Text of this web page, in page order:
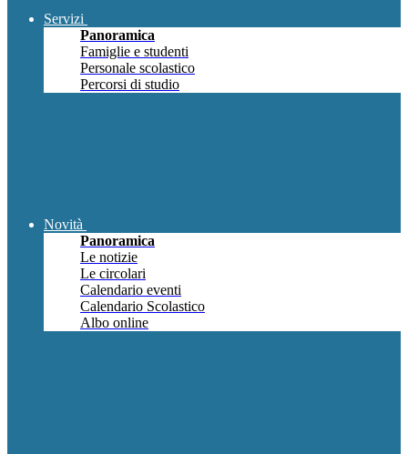
Servizi
Panoramica
Famiglie e studenti
Personale scolastico
Percorsi di studio
Novità
Panoramica
Le notizie
Le circolari
Calendario eventi
Calendario Scolastico
Albo online